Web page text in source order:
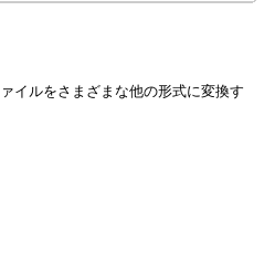
イルをさまざまな他の形式に変換す